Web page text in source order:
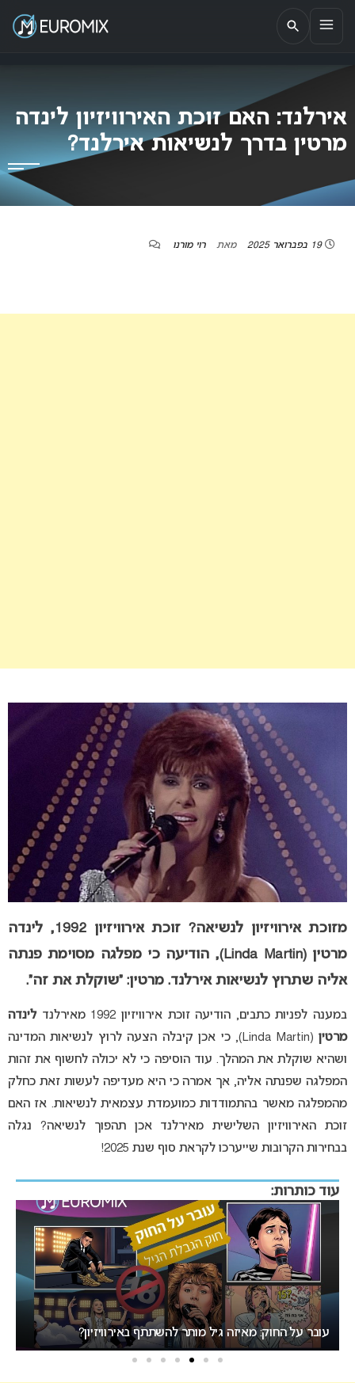
EUROMIX
אתר הבית של האירוויזיון בישראל
אירלנד: האם זוכת האירוויזיון לינדה
מרטין בדרך לנשיאות אירלנד?
19 בפברואר 2025 מאת רוי מורנו
מזוכת אירוויזיון לנשיאה? זוכת אירוויזיון 1992, לינדה
מרטין (Linda Martin), הודיעה כי מפלגה מסוימת פנתה
אליה שתרוץ לנשיאות אירלנד. מרטין: “שוקלת את זה”.
במענה לפניות כתבים, הודיעה זוכת אירוויזיון 1992 מאירלנד
לינדה
מרטין
(Linda Martin), כי אכן קיבלה הצעה לרוץ לנשיאות המדינה
ושהיא שוקלת את המהלך. עוד הוסיפה כי לא יכולה לחשוף את זהות
המפלגה שפנתה אליה, אך אמרה כי היא מעדיפה לעשות זאת כחלק
מהמפלגה מאשר בהתמודדות כמועמדת עצמאית לנשיאות. אז האם
זוכת האירוויזיון השלישית מאירלנד אכן תהפוך לנשיאה? נגלה
בבחירות הקרובות שייערכו לקראת סוף שנת 2025!
עוד כותרות:
אירוויזיון 2027 בבולגריה: המחלוקת סביב העיר המארחת בנקודת
רתיחה